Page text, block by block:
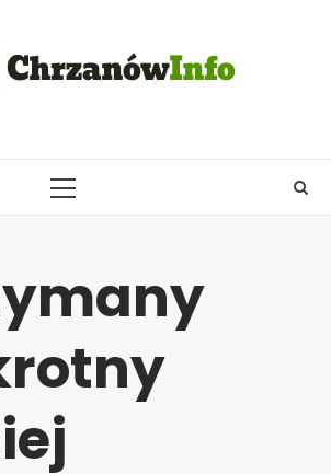
PRIMARY